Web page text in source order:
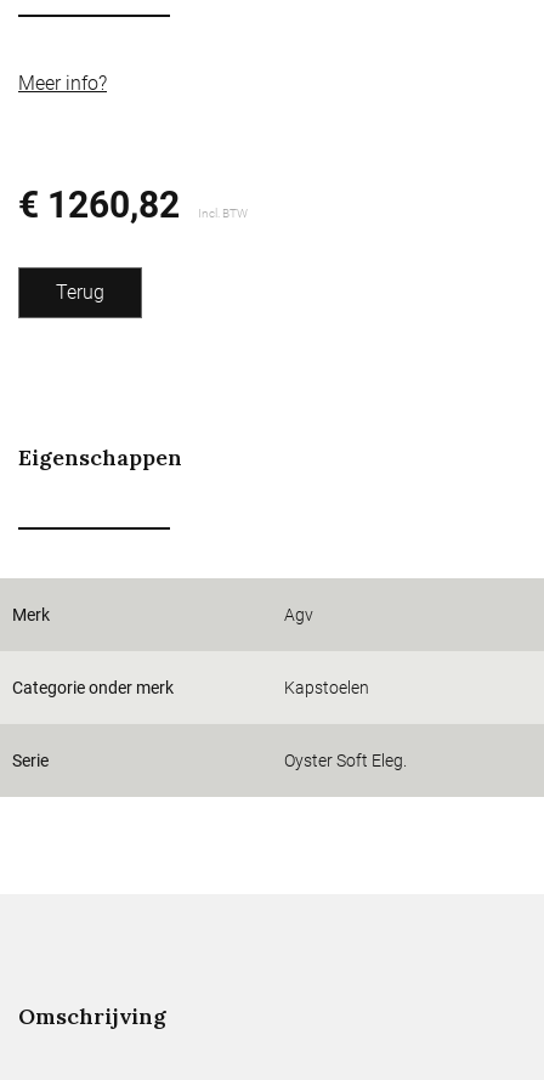
Meer info?
€ 1260,82 Incl. BTW
Terug
Eigenschappen
Merk Agv
Categorie onder merk Kapstoelen
Serie Oyster Soft Eleg.
Omschrijving